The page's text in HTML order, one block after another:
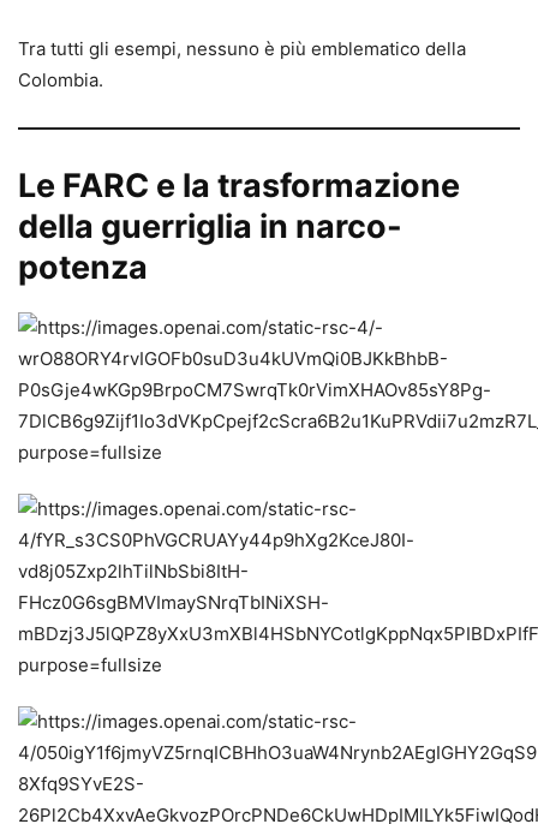
Tra tutti gli esempi, nessuno è più emblematico della
Colombia.
Le FARC e la trasformazione
della guerriglia in narco-
potenza